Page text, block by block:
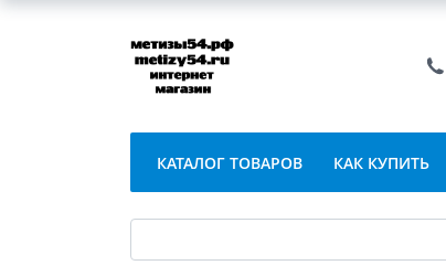
КАТАЛОГ ТОВАРОВ КАК КУПИТЬ